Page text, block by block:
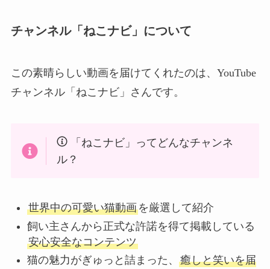
チャンネル「ねこナビ」について
この素晴らしい動画を届けてくれたのは、YouTube
チャンネル「ねこナビ」さんです。
「ねこナビ」ってどんなチャンネ
ル？
世界中の可愛い猫動画を厳選して紹介
飼い主さんから正式な許諾を得て掲載している
安心安全なコンテンツ
猫の魅力がぎゅっと詰まった、 癒しと笑いを届